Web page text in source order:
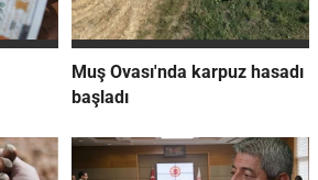
Muş Ovası'nda karpuz hasadı
başladı